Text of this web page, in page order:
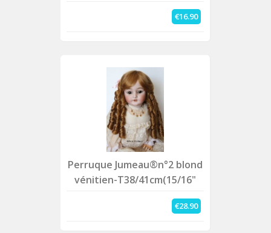
€16.90
Perruque Jumeau®n°2 blond
vénitien-T38/41cm(15/16"
€28.90